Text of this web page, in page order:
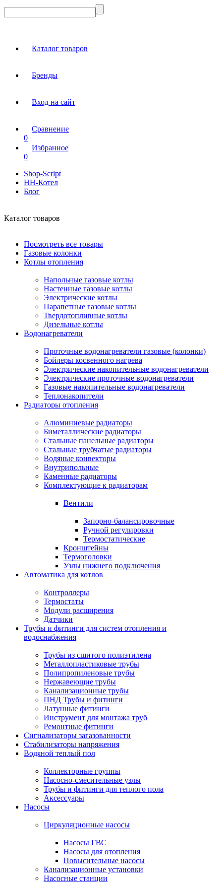
Каталог товаров
Бренды
Вход на сайт
Сравнение
0
Избранное
0
Shop-Script
НН-Котел
Блог
Каталог товаров
Посмотреть все товары
Газовые колонки
Котлы отопления
Напольные газовые котлы
Настенные газовые котлы
Электрические котлы
Парапетные газовые котлы
Твердотопливные котлы
Дизельные котлы
Водонагреватели
Проточные водонагреватели газовые (колонки)
Бойлеры косвенного нагрева
Электрические накопительные водонагреватели
Электрические проточные водонагреватели
Газовые накопительные водонагреватели
Теплонакопители
Радиаторы отопления
Алюминиевые радиаторы
Биметаллические радиаторы
Стальные панельные радиаторы
Стальные трубчатые радиаторы
Водяные конвекторы
Внутрипольные
Каменные радиаторы
Комплектующие к радиаторам
Вентили
Запорно-балансировочные
Ручной регулировки
Термостатические
Кронштейны
Термоголовки
Узлы нижнего подключения
Автоматика для котлов
Контроллеры
Термостаты
Модули расширения
Датчики
Трубы и фитинги для систем отопления и
водоснабжения
Трубы из сшитого полиэтилена
Металлопластиковые трубы
Полипропиленовые трубы
Нержавеющие трубы
Канализационные трубы
ПНД Трубы и фитинги
Латунные фитинги
Инструмент для монтажа труб
Ремонтные фитинги
Сигнализаторы загазованности
Стабилизаторы напряжения
Водяной теплый пол
Коллекторные группы
Насосно-смесительные узлы
Трубы и фитинги для теплого пола
Аксессуары
Насосы
Циркуляционные насосы
Насосы ГВС
Насосы для отопления
Повысительные насосы
Канализационные установки
Насосные станции